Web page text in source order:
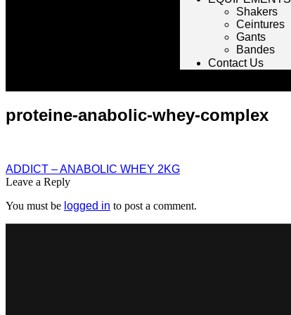
Shakers
Ceintures
Gants
Bandes
Contact Us
proteine-anabolic-whey-complex
ADDICT – ANABOLIC WHEY 2KG
Leave a Reply
You must be logged in to post a comment.